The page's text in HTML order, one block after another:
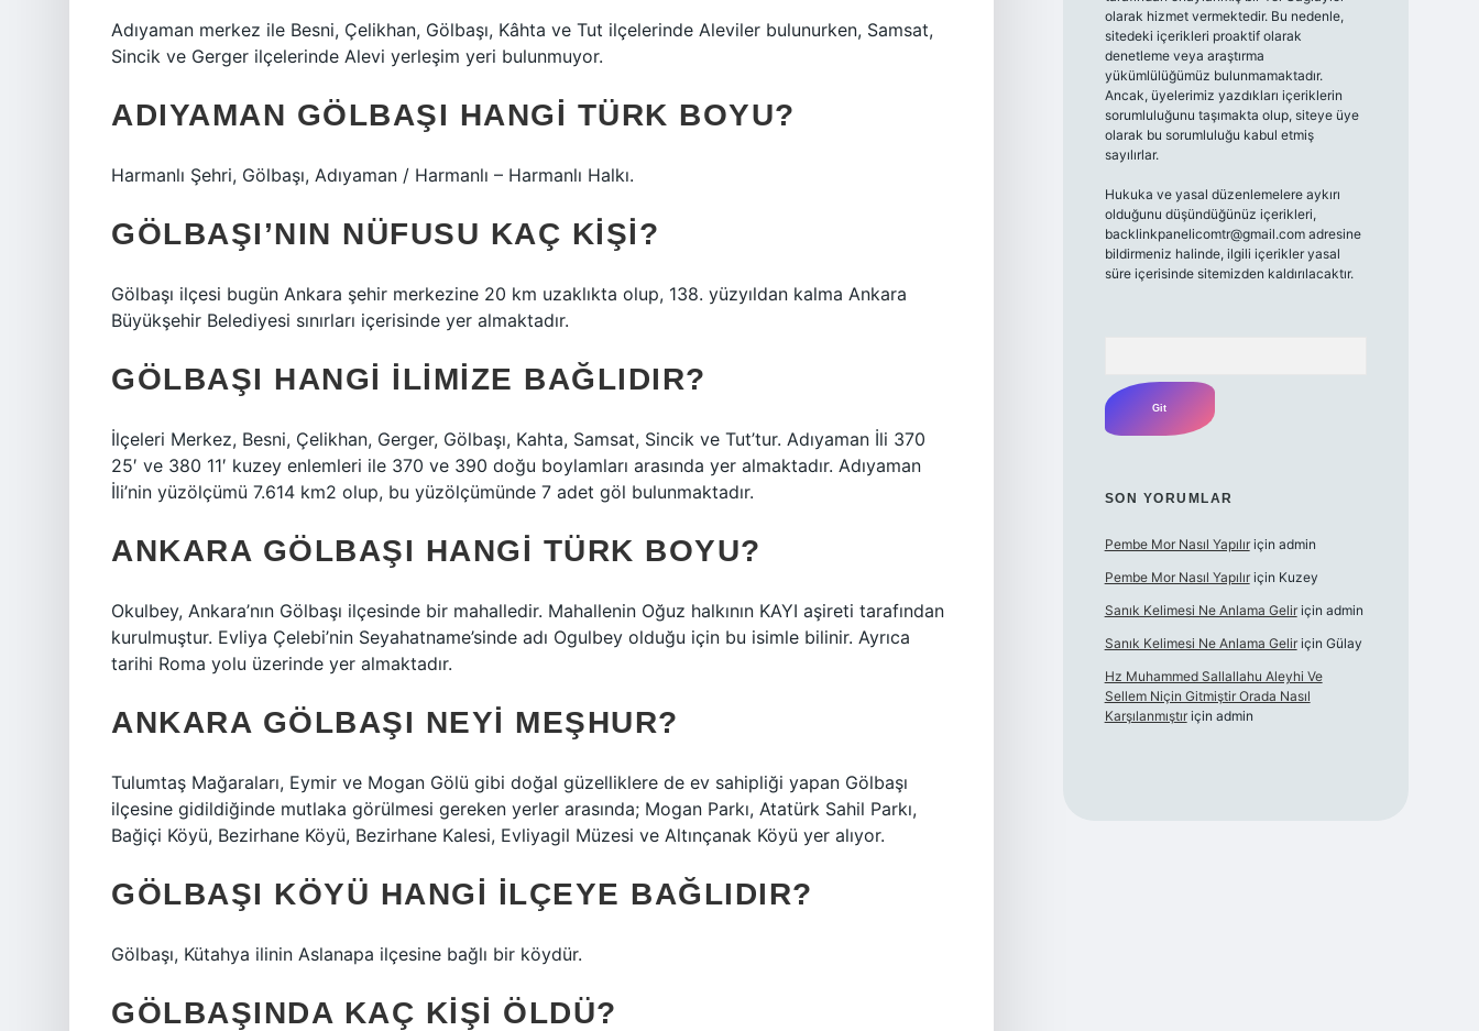
Adıyaman merkez ile Besni, Çelikhan, Gölbaşı, Kâhta ve Tut ilçelerinde Aleviler bulunurken, Samsat,
Sincik ve Gerger ilçelerinde Alevi yerleşim yeri bulunmuyor.
ADIYAMAN GÖLBAŞI HANGI TÜRK BOYU?
Harmanlı Şehri, Gölbaşı, Adıyaman / Harmanlı – Harmanlı Halkı.
GÖLBAŞI’NIN NÜFUSU KAÇ KIŞI?
Gölbaşı ilçesi bugün Ankara şehir merkezine 20 km uzaklıkta olup, 138. yüzyıldan kalma Ankara
Büyükşehir Belediyesi sınırları içerisinde yer almaktadır.
GÖLBAŞI HANGI ILIMIZE BAĞLIDIR?
İlçeleri Merkez, Besni, Çelikhan, Gerger, Gölbaşı, Kahta, Samsat, Sincik ve Tut’tur. Adıyaman İli 370
25′ ve 380 11′ kuzey enlemleri ile 370 ve 390 doğu boylamları arasında yer almaktadır. Adıyaman
İli’nin yüzölçümü 7.614 km2 olup, bu yüzölçümünde 7 adet göl bulunmaktadır.
ANKARA GÖLBAŞI HANGI TÜRK BOYU?
Okulbey, Ankara’nın Gölbaşı ilçesinde bir mahalledir. Mahallenin Oğuz halkının KAYI aşireti tarafından
kurulmuştur. Evliya Çelebi’nin Seyahatname’sinde adı Ogulbey olduğu için bu isimle bilinir. Ayrıca
tarihi Roma yolu üzerinde yer almaktadır.
ANKARA GÖLBAŞI NEYI MEŞHUR?
Tulumtaş Mağaraları, Eymir ve Mogan Gölü gibi doğal güzelliklere de ev sahipliği yapan Gölbaşı
ilçesine gidildiğinde mutlaka görülmesi gereken yerler arasında; Mogan Parkı, Atatürk Sahil Parkı,
Bağiçi Köyü, Bezirhane Köyü, Bezirhane Kalesi, Evliyagil Müzesi ve Altınçanak Köyü yer alıyor.
GÖLBAŞI KÖYÜ HANGI ILÇEYE BAĞLIDIR?
Gölbaşı, Kütahya ilinin Aslanapa ilçesine bağlı bir köydür.
GÖLBAŞINDA KAÇ KIŞI ÖLDÜ?
olarak hizmet vermektedir. Bu nedenle,
sitedeki içerikleri proaktif olarak
denetleme veya araştırma
yükümlülüğümüz bulunmamaktadır.
Ancak, üyelerimiz yazdıkları içeriklerin
sorumluluğunu taşımakta olup, siteye üye
olarak bu sorumluluğu kabul etmiş
sayılırlar.
Hukuka ve yasal düzenlemelere aykırı
olduğunu düşündüğünüz içerikleri,
backlinkpanelicomtr@gmail.comadresine
bildirmeniz halinde, ilgili içerikler yasal
süre içerisinde sitemizden kaldırılacaktır.
SON YORUMLAR
Pembe Mor Nasıl Yapılıriçin admin
Pembe Mor Nasıl Yapılıriçin Kuzey
Sanık Kelimesi Ne Anlama Geliriçin admin
Sanık Kelimesi Ne Anlama Geliriçin Gülay
Hz Muhammed Sallallahu Aleyhi Ve
Sellem Niçin Gitmiştir Orada Nasıl
Karşılanmıştıriçin admin